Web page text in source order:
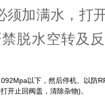
须加满水，打
脱水空转及
以下，然后停机、以防
开止回阀盖，清除杂物)。